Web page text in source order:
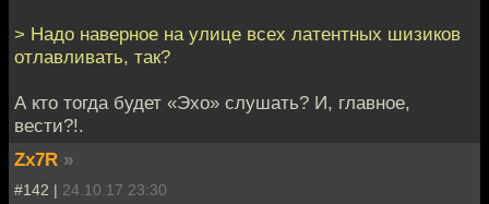
> Надо наверное на улице всех латентных шизиков
отлавливать, так?
А кто тогда будет «Эхо» слушать? И, главное,
вести?!.
Zx7R »
#142 | 24.10.17 23:30